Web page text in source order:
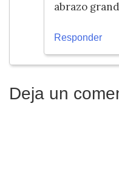
abrazo
Responder
Deja un